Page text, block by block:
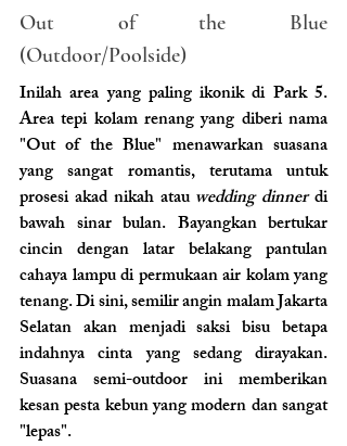
Out of the Blue
(Outdoor/Poolside)
Inilah area yang paling ikonik di Park 5.
Area tepi kolam renang yang diberi nama
"Out of the Blue" menawarkan suasana
yang sangat romantis, terutama untuk
prosesi akad nikah atau wedding dinner di
bawah sinar bulan. Bayangkan bertukar
cincin dengan latar belakang pantulan
cahaya lampu di permukaan air kolam yang
tenang. Di sini, semilir angin malam Jakarta
Selatan akan menjadi saksi bisu betapa
indahnya cinta yang sedang dirayakan.
Suasana semi-outdoor ini memberikan
kesan pesta kebun yang modern dan sangat
"lepas".